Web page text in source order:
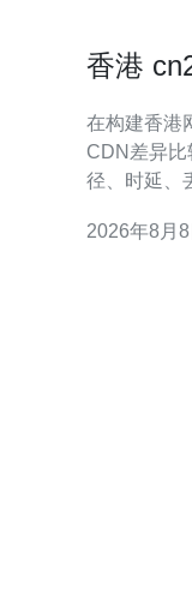
香港
在构建香港
CDN差异比
径、时延、
CN2与普通CDN CN2为面向国际高质量
2026年8月8